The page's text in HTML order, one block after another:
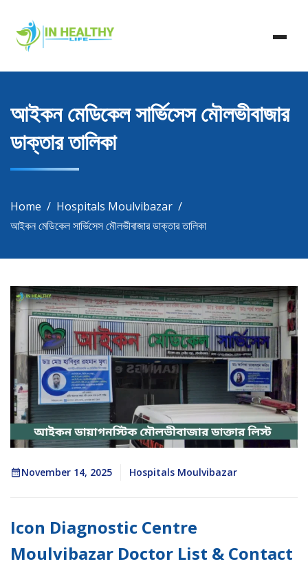
content
In Healthy Life
In Healthy Life, Healthy Life, Health Life, Doctor List,
Doctor Listing
আইকন মেডিকেল সার্ভিসেস মৌলভীবাজার
ডাক্তার তালিকা
Home
Hospitals Moulvibazar
আইকন মেডিকেল সার্ভিসেস মৌলভীবাজার ডাক্তার তালিকা
November 14, 2025 Hospitals Moulvibazar
Icon Diagnostic Centre
Moulvibazar Doctor List & Contact